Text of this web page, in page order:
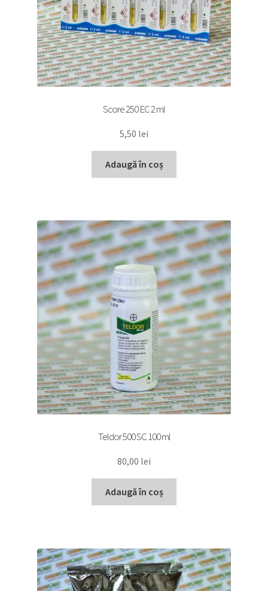
Score 250 EC 2 ml
5,50 lei
Adaugă în coș
Teldor 500 SC 100 ml
80,00 lei
Adaugă în coș